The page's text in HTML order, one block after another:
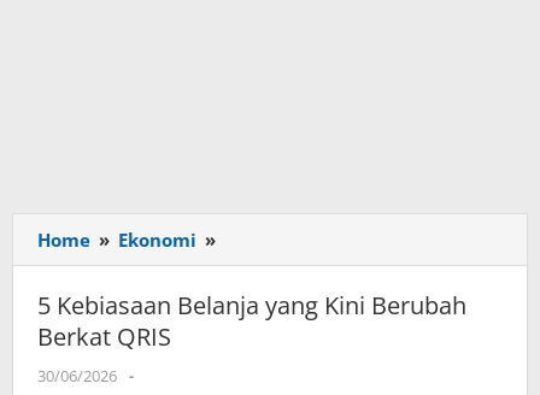
Home » Ekonomi »
Kebiasaan
Belanja
yang
5 Kebiasaan Belanja yang Kini Berubah
Berkat QRIS
30/06/2026 oleh
-